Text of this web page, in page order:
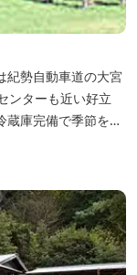
紀勢自動車道の大宮
ンターも近い好立
庫完備で季節を問
棟や24時間利用可
ごしいただけま